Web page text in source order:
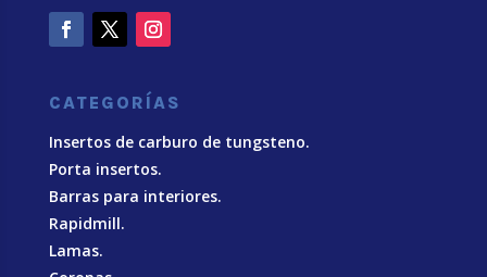
CATEGORÍAS
Insertos de carburo de tungsteno.
Porta insertos.
Barras para interiores.
Rapidmill.
Lamas.